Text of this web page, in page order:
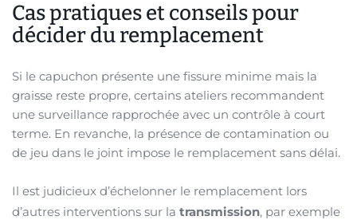
Cas pratiques et conseils pour
décider du remplacement
Si le capuchon présente une fissure minime mais la
graisse reste propre, certains ateliers recommandent
une surveillance rapprochée avec un contrôle à court
terme. En revanche, la présence de contamination ou
de jeu dans le joint impose le remplacement sans délai.
Il est judicieux d’échelonner le remplacement lors
d’autres interventions sur la transmission, par exemple